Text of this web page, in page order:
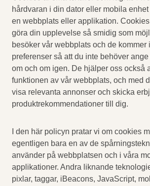
hårdvaran i din dator eller mobila
en webbplats eller applikation.
göra din upplevelse så smidig som
besöker vår webbplats och de kommer
preferenser så att du inte behöver
om och om igen. De hjälper oss också
funktionen av vår webbplats, och med
visa relevanta annonser och skicka
produktrekommendationer till dig.
I den här policyn pratar vi om cookies
egentligen bara en av de
använder på webbplatsen och i våra
applikationer. Andra liknande
pixlar, taggar, iBeacons, JavaScript,